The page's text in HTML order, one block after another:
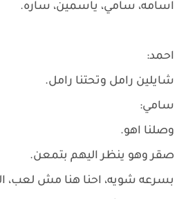
اسامه، سامي، ياسمين، ساره.
احمد:
شايلين رامل وتحتنا رامل.
سامي:
وصلنا اهو.
صقر وهو ينظر اليهم بتمعن.
بسرعه شويه، احنا هنا مش لعب،